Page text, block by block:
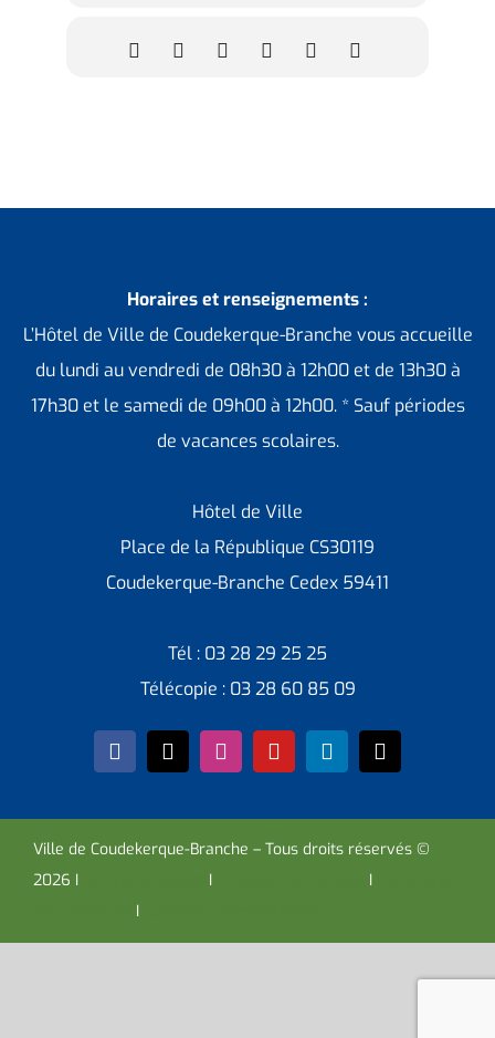
Horaires et renseignements :
L’Hôtel de Ville de Coudekerque-Branche vous accueille
du lundi au vendredi de 08h30 à 12h00 et de 13h30 à
17h30 et le samedi de 09h00 à 12h00. * Sauf périodes
de vacances scolaires.
Hôtel de Ville
Place de la République CS30119
Coudekerque-Branche Cedex 59411
Tél : 03 28 29 25 25
Télécopie : 03 28 60 85 09
Ville de Coudekerque-Branche – Tous droits réservés ©
2026 I
I I
I